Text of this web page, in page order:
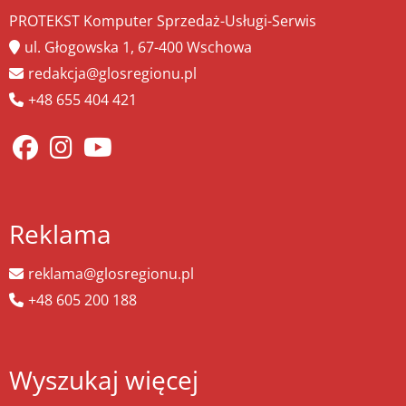
PROTEKST Komputer Sprzedaż-Usługi-Serwis
ul. Głogowska 1, 67-400 Wschowa
redakcja@glosregionu.pl
+48 655 404 421
Reklama
reklama@glosregionu.pl
+48 605 200 188
Wyszukaj więcej